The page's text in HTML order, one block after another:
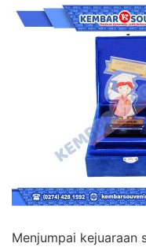
Menjumpai kejuaraan